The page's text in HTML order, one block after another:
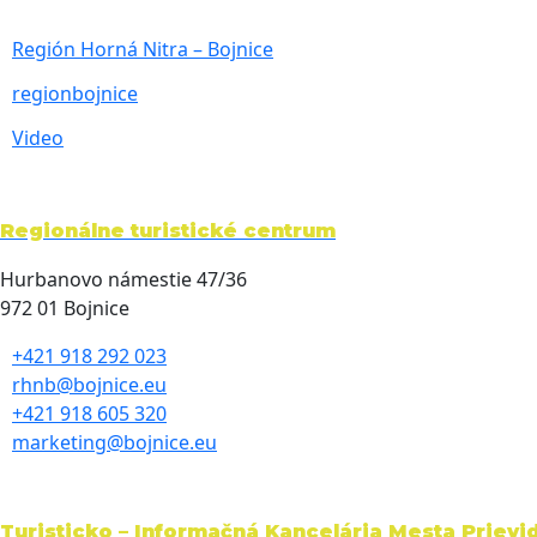
Región Horná Nitra – Bojnice
regionbojnice
Video
Regionálne turistické centrum
Hurbanovo námestie 47/36
972 01 Bojnice
+421 918 292 023
rhnb@bojnice.eu
+421 918 605 320
marketing@bojnice.eu
Turisticko – Informačná Kancelária Mesta